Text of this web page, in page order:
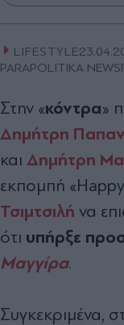
LIFESTYLE
PARAPOLITIKA
Στην «κόντρα»
Δημήτρη
και Δημήτρη
εκπομπή
Τσιμτσιλή να
ότι υπήρξε
Μαγγίρα.
Συγκεκριμένα,